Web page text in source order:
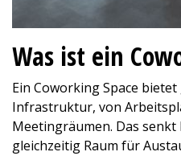
Was ist ein
Ein Coworking Space
Infrastruktur, von
Meetingräumen. Das
gleichzeitig Raum für